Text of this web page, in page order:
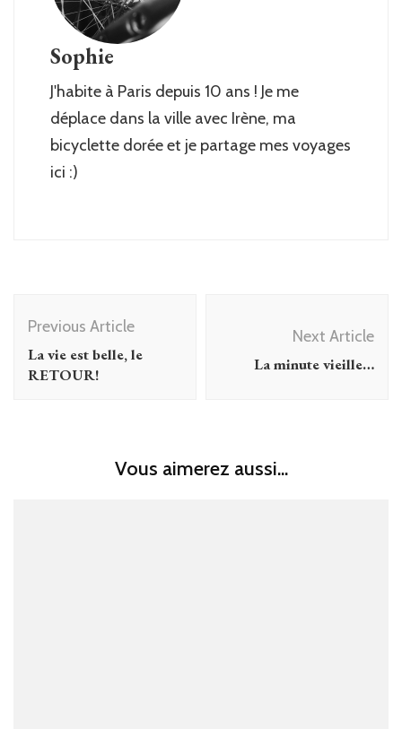
Sophie
J'habite à Paris depuis 10 ans ! Je me
déplace dans la ville avec Irène, ma
bicyclette dorée et je partage mes voyages
ici :)
Navigation
Previous Article
La vie est belle, le
RETOUR!
Next Article
La minute vieille…
Vous aimerez aussi...